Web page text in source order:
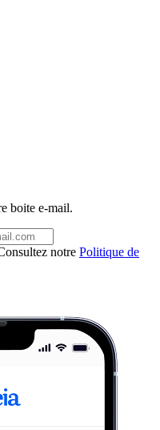
boite e-mail.
notre Politique de